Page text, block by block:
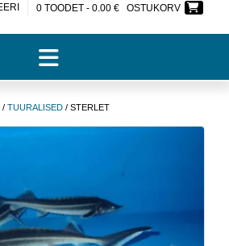
0 TOODET - 0.00 € OSTUKORV
/ TUURALISED / STERLET